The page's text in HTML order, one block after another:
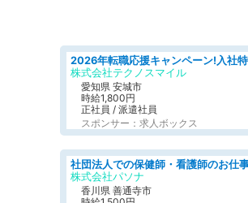
株式会社テクノスマイル
愛知県 安城市
時給1,800円
正社員 / 派遣社員
スポンサー：求人ボックス
株式会社パソナ
香川県 善通寺市